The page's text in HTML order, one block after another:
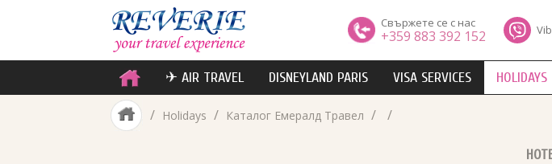
Свържете се с нас
+359 883 392 152
✈ AIR TRAVEL DISNEYLAND PARIS VISA SERVICES HOLIDAYS
/ Holidays / Каталог Емералд Травел / /